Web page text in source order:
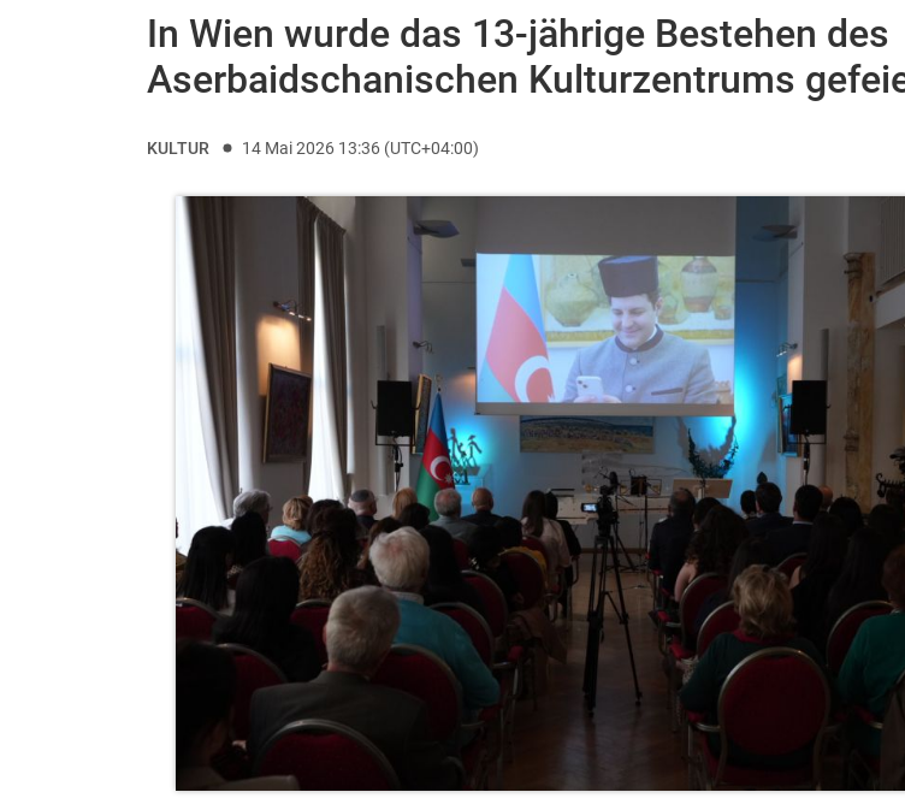
In Wien wurde das 13‑jährige Bestehen des
Aserbaidschanischen Kulturzentrums
KULTUR 14 Mai 2026 13:36 (UTC+04:00)